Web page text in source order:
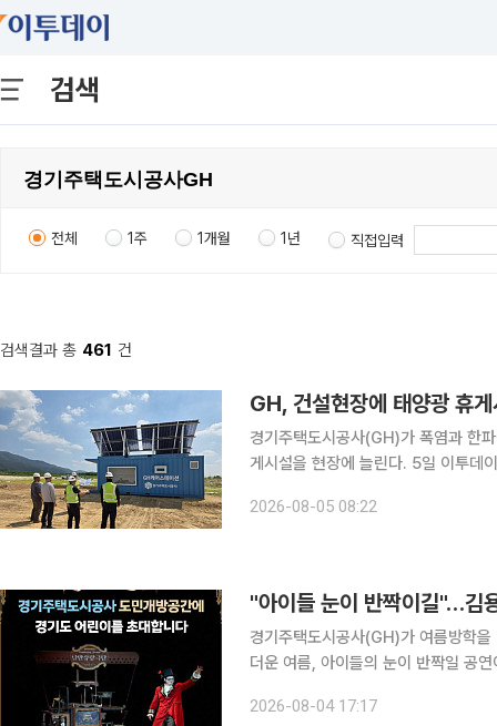
검색
전체 1주 1개월 1년 직접입력
검색결과 총 461 건
GH, 건설현장에 태양광 휴
경기주택도시공사(GH)가 폭염과 한
게시설을 현장에 늘린다. 5일 이투데이 취재를 종합하면 GH는 양주·안성 부지조성공사 현장에 친
반산업단지 공사 현장에 1기를 시범
2026-08-05 08:22
경기주택도시공사(GH)가 여름방학
더운 여름, 아이들의 눈이 반짝일 공연이 GH 본사
초대해 마리오네트 인형극 '낭만유랑
2026-08-04 17:17